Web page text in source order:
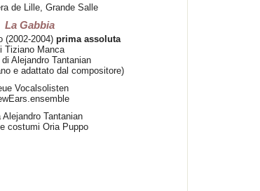
de Lille, Grande Salle
La Gabbia
(2002-2004) prima assoluta
Tiziano Manca
di Alejandro Tantanian
e adattato dal compositore)
Vocalsolisten
Alejandro Tantanian
costumi Oria Puppo